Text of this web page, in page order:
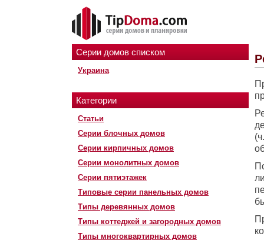
Серии домов списком
Украина
Категории
Статьи
Серии блочных домов
Серии кирпичных домов
Серии монолитных домов
Серии пятиэтажек
Типовые серии панельных домов
Типы деревянных домов
Типы коттеджей и загородных домов
Типы многоквартирных домов